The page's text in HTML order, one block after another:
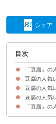
シェア
目次
「豆腐」の
豆腐の人気
【つくれ
【つくれ
【つくれ
【つくれ
【つくれ
【つくれ
【つくれ
豆腐の人気
【つくれ
【つくれ
【つくれ
【つくれ
【つくれ
【つくれ
【つくれ
【つくれ
【つくれ
【つくれ
【つくれ
【つくれ
【つくれ
【つくれ
【つくれ
【つくれ
【つくれ
【つくれ
【つくれ
【つくれ
【つくれ
【つくれ
【つくれ
【つくれ
【つくれ
【つくれ
【つくれ
【つくれ
【つくれ
【つくれ
【つくれ
【つくれ
【つくれ
【つくれ
【つくれ
【つくれ
【つくれ
【つくれ
【つくれ
【つくれ
豆腐の人気
【つくれ
【つくれ
【つくれ
「豆腐」の